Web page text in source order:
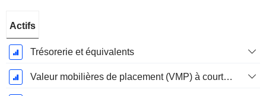
Fiscale:
Décembre
Actifs
Trésorerie et équivalents
Valeur mobilières de placement (VMP) à court terme